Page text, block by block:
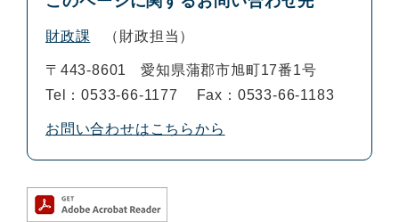
財政課 財政担当
〒443-8601
愛知県蒲郡市旭町17番1号
Tel：0533-66-1177
Fax：0533-66-1183
お問い合わせはこちらから